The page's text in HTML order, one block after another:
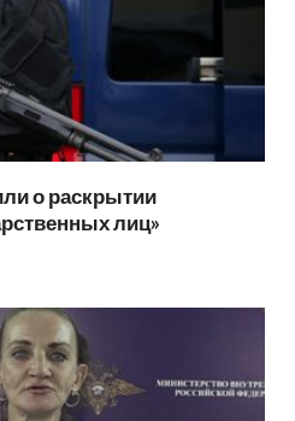
о раскрытии
лиц»